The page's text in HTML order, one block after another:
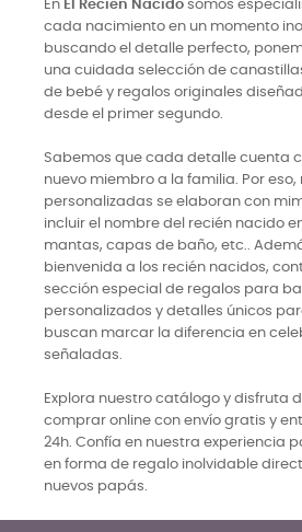
En El Recién Nacido somos
cada nacimiento en un momento
buscando el detalle perfecto,
una cuidada selección de
de bebé y regalos originales
desde el primer segundo.
Sabemos que cada detalle cuenta
nuevo miembro a la familia. Por
personalizadas se elaboran con
incluir el nombre del recién nacido
mantas, capas de baño, etc..
bienvenida a los recién nacidos,
sección especial de regalos para
personalizados y detalles únicos
buscan marcar la diferencia en
señaladas.
Explora nuestro catálogo y disfruta
comprar online con envío gratis y
24h. Confía en nuestra experiencia
en forma de regalo inolvidable
nuevos papás.